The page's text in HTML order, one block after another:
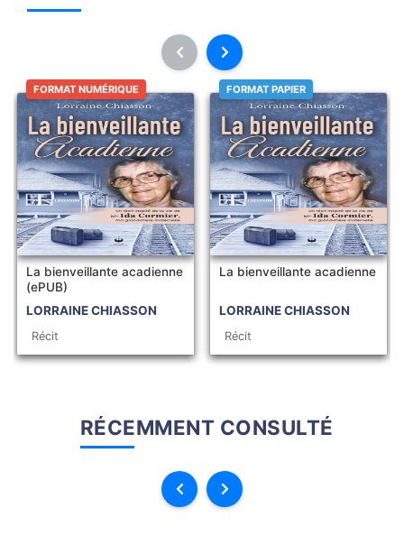
FORMAT NUMÉRIQUE
La bienveillante acadienne
(ePUB)
LORRAINE CHIASSON
Récit
FORMAT PAPIER
La bienveillante acadienne
LORRAINE CHIASSON
Récit
RÉCEMMENT CONSULTÉ